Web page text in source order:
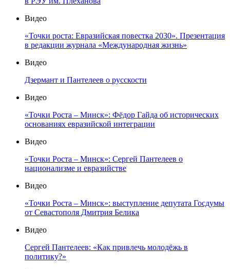
Видео
«Точки роста: Евразийская повестка 2030». Презентация
в редакции журнала «Международная жизнь»
Видео
Дзермант и Пантелеев о русскости
Видео
«Точки Роста – Минск»: Фёдор Гайда об исторических
основаниях евразийской интеграции
Видео
«Точки Роста – Минск»: Сергей Пантелеев о
национализме и евразийстве
Видео
«Точки Роста – Минск»: выступление депутата Госдумы
от Севастополя Дмитрия Белика
Видео
Сергей Пантелеев: «Как привлечь молодёжь в
политику?»